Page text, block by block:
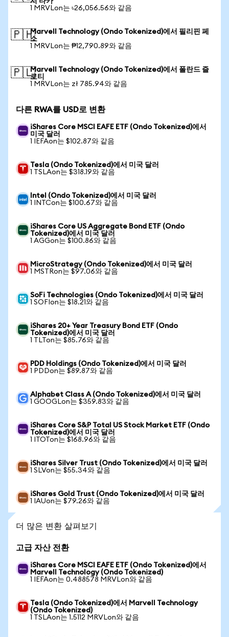
1 MRVLon는 ৳26,056.56와 같음
🇵🇭Marvell Technology (Ondo Tokenized)에서 필리핀 페
소
1 MRVLon는 ₱12,790.89와 같음
🇵🇱Marvell Technology (Ondo Tokenized)에서 폴란드 즐
로티
1 MRVLon는 zł 785.94와 같음
다른 RWA를 USD로 변환
iShares Core MSCI EAFE ETF (Ondo Tokenized)에서
미국 달러
1 IEFAon는 $102.87와 같음
Tesla (Ondo Tokenized)에서 미국 달러
1 TSLAon는 $318.19와 같음
Intel (Ondo Tokenized)에서 미국 달러
1 INTCon는 $100.67와 같음
iShares Core US Aggregate Bond ETF (Ondo
Tokenized)에서 미국 달러
1 AGGon는 $100.86와 같음
MicroStrategy (Ondo Tokenized)에서 미국 달러
1 MSTRon는 $97.06와 같음
SoFi Technologies (Ondo Tokenized)에서 미국 달러
1 SOFIon는 $18.21와 같음
iShares 20+ Year Treasury Bond ETF (Ondo
Tokenized)에서 미국 달러
1 TLTon는 $85.76와 같음
PDD Holdings (Ondo Tokenized)에서 미국 달러
1 PDDon는 $89.87와 같음
Alphabet Class A (Ondo Tokenized)에서 미국 달러
1 GOOGLon는 $359.83와 같음
iShares Core S&P Total US Stock Market ETF (Ondo
Tokenized)에서 미국 달러
1 ITOTon는 $168.96와 같음
iShares Silver Trust (Ondo Tokenized)에서 미국 달러
1 SLVon는 $55.34와 같음
iShares Gold Trust (Ondo Tokenized)에서 미국 달러
1 IAUon는 $79.26와 같음
더 많은 변환 살펴보기
고급 자산 전환
iShares Core MSCI EAFE ETF (Ondo Tokenized)에서
Marvell Technology (Ondo Tokenized)
1 IEFAon는 0.488578 MRVLon와 같음
Tesla (Ondo Tokenized)에서 Marvell Technology
(Ondo Tokenized)
1 TSLAon는 1.5112 MRVLon와 같음